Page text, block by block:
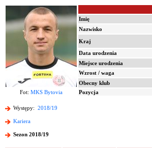
Imię
Nazwisko
Kraj
Data urodzenia
Miejsce urodzenia
Wzrost / waga
Obecny klub
Fot: MKS Bytovia Pozycja
Występy: 2018/19
Kariera
Sezon 2018/19